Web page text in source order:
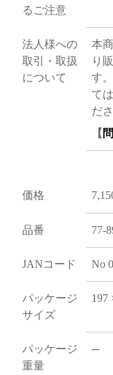
るご注意
法人様への
取引・取扱
について
本
り
す
て
だ
【
価格
品番 77-
JANコード No
パッケージ
サイズ
197
パッケージ
重量
─